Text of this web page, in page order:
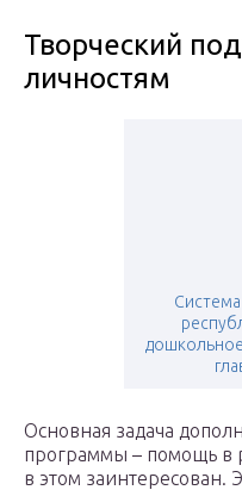
Творческий
личностям
Основная задача
программы – помощь в
в этом заинтересован.